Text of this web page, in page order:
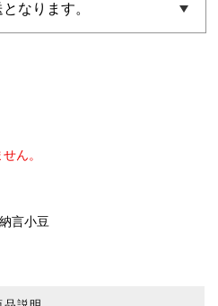
ん。
言小豆